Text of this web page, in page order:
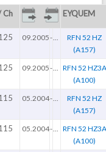
Ch EYQUEM
09.2005-
RFN 52 HZ
(A157)
09.2005-
RFN 52 HZ3A
(A100)
05.2004-
RFN 52 HZ
(A157)
05.2004-
RFN 52 HZ3A
(A100)